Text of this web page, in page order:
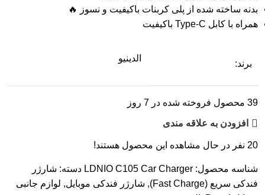
بدنه ساخته شده از پلی کربنات باکیفیت و نسوز 🔥
همراه با کابل Type-C باکیفیت
برند:
الدینیو
39 محصول فروخته شده در 7 روز
افزودن به علاقه مندی
20 نفر در حال مشاهده این محصول هستند!
شناسه محصول: LDNIO C105 Car Charger دسته: شارژر
فندکی سریع (Fast Charge)
, شارژر فندکی موبایل, لوازم جانبی